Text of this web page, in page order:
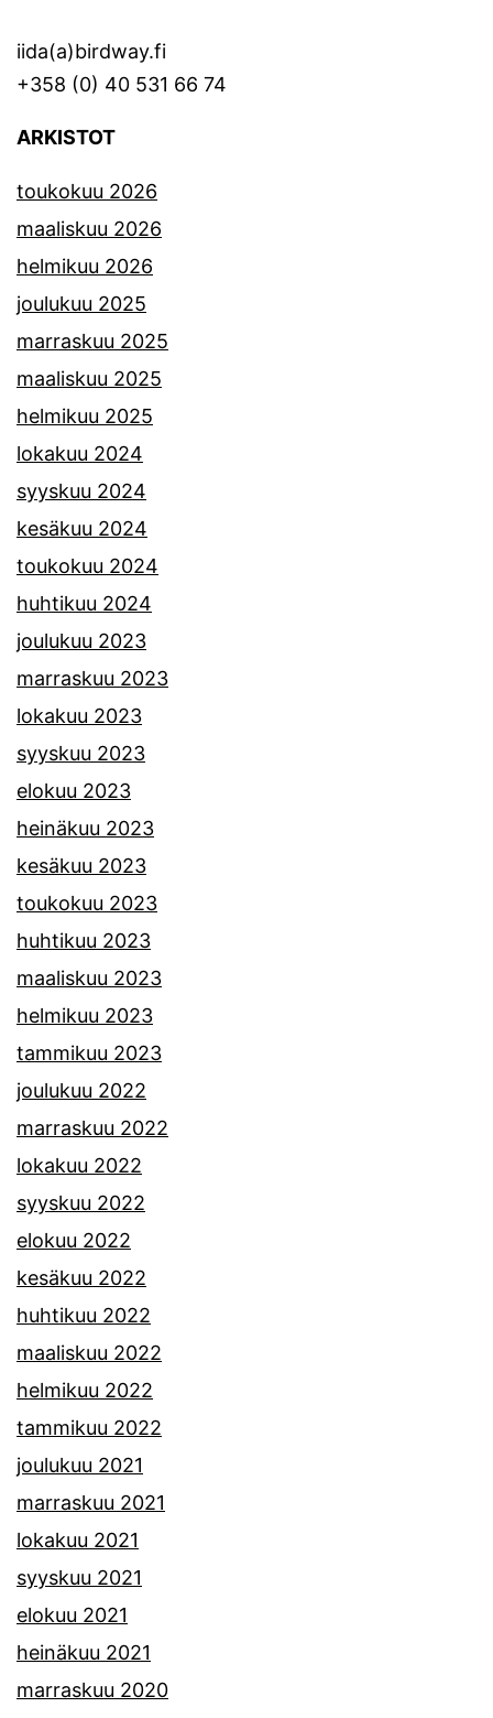
iida(a)birdway.fi
+358 (0) 40 531 66 74
ARKISTOT
toukokuu 2026
maaliskuu 2026
helmikuu 2026
joulukuu 2025
marraskuu 2025
maaliskuu 2025
helmikuu 2025
lokakuu 2024
syyskuu 2024
kesäkuu 2024
toukokuu 2024
huhtikuu 2024
joulukuu 2023
marraskuu 2023
lokakuu 2023
syyskuu 2023
elokuu 2023
heinäkuu 2023
kesäkuu 2023
toukokuu 2023
huhtikuu 2023
maaliskuu 2023
helmikuu 2023
tammikuu 2023
joulukuu 2022
marraskuu 2022
lokakuu 2022
syyskuu 2022
elokuu 2022
kesäkuu 2022
huhtikuu 2022
maaliskuu 2022
helmikuu 2022
tammikuu 2022
joulukuu 2021
marraskuu 2021
lokakuu 2021
syyskuu 2021
elokuu 2021
heinäkuu 2021
marraskuu 2020